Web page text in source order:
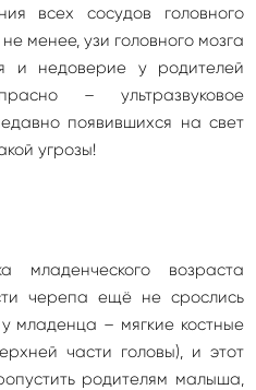
всех сосудов головного
менее, узи головного мозга
и недоверие у родителей
– ультразвуковое
появившихся на свет
угрозы!
младенческого возраста
черепа ещё не срослись
младенца – мягкие костные
части головы), и этот
родителям малыша,